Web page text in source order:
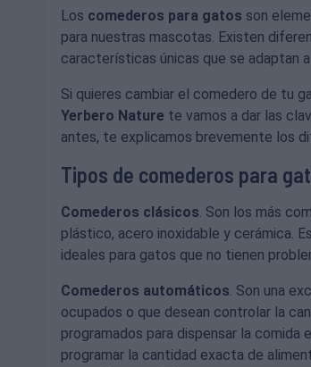
Los comederos para gatos son
para nuestras mascotas. Existen
características únicas que se adaptan
Si quieres cambiar el comedero de tu
Yerbero Nature te vamos a dar las
antes, te explicamos brevemente los
Tipos de comederos para
Comederos clásicos. Son los más
plástico, acero inoxidable y cerámica.
ideales para gatos que no tienen
Comederos automáticos. Son una
ocupados o que desean controlar la
programados para dispensar la
programar la cantidad exacta de